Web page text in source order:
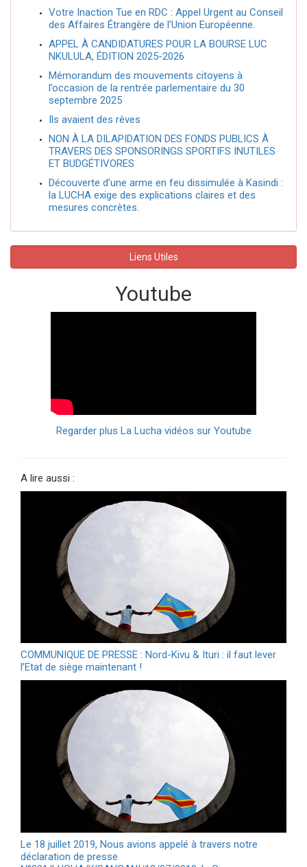
Votre Inaction Tue en RDC : Appel Urgent au Conseil
des Affaires Étrangère de l’Union Européenne.
APPEL À CANDIDATURES POUR LA BOURSE LUC
NKULULA, ÉDITION 2025-2026
Mémorandum des mouvements citoyens à
l’occasion de la rentrée parlementaire du 30
septembre 2025
Ils avaient des rêves
NON À LA DILAPIDATION DES FONDS PUBLICS À
TRAVERS DES SPONSORINGS SPORTIFS INUTILES
ET BUDGÉTIVORES
Découverte d’une arme en feu dissimulée à Kasindi :
la LUCHA exige des explications claires et des
mesures concrètes.
Liens Utiles
Youtube
Regarder plus La Lucha vidéos sur Youtube
A lire aussi :
COMMUNIQUE DE PRESSE : Nord-Kivu & Ituri : il faut lever
l’Etat de siège maintenant !
Le 18 juillet 2019, Nous avions appelé à travers notre
déclaration de presse